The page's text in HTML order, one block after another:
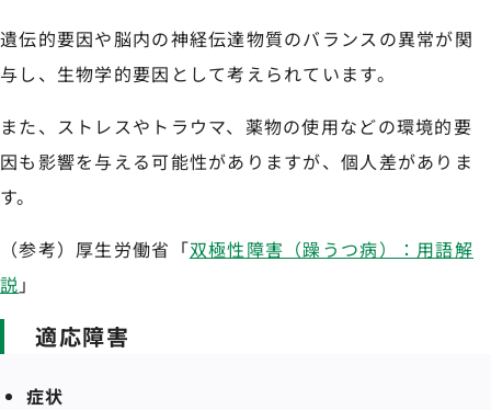
遺伝的要因や脳内の神経伝達物質のバランスの異常が関
与し、生物学的要因として考えられています。
また、ストレスやトラウマ、薬物の使用などの環境的要
因も影響を与える可能性がありますが、個人差がありま
す。
（参考）厚生労働省「双極性障害（躁うつ病）：用語解
説 」
適応障害
症状